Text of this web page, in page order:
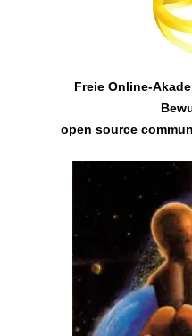
Freie Online-
open source